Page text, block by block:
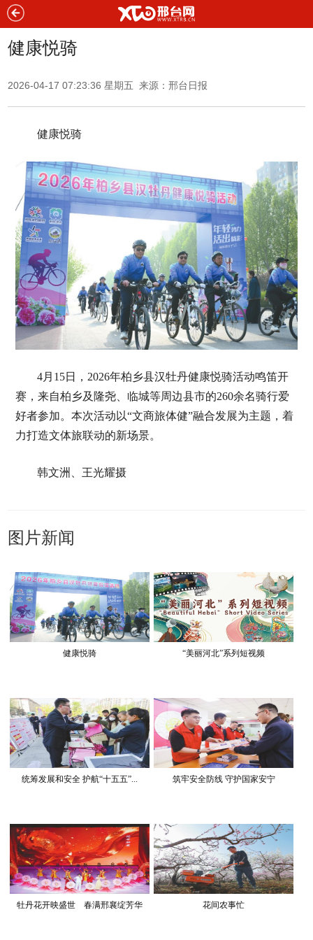
健康悦骑
2026-04-17 07:23:36 星期五 来源：邢台日报
健康悦骑
4月15日，2026年柏乡县汉牡丹健康悦骑活动鸣笛开
赛，来自柏乡及隆尧、临城等周边县市的260余名骑行爱
好者参加。本次活动以“文商旅体健”融合发展为主题，着
力打造文体旅联动的新场景。
韩文洲、王光耀摄
图片新闻
健康悦骑 “美丽河北”系列短视频
统筹发展和安全 护航“十五五”... 筑牢安全防线 守护国家安宁
牡丹花开映盛世 春满邢襄绽芳华 花间农事忙